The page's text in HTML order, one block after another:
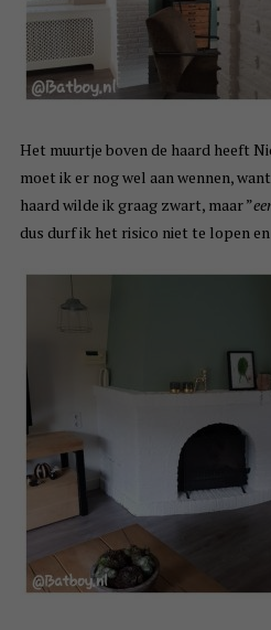
Het muurtje boven de haard heeft
moet ik er nog wel aan wennen,
haard wilde ik graag zwart, maar ”
dus durf ik het risico niet te lopen